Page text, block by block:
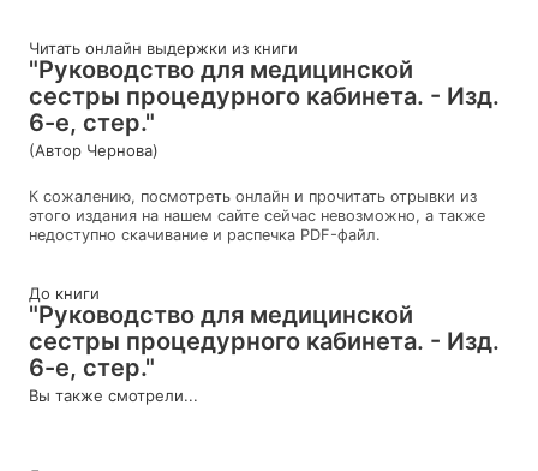
Читать онлайн выдержки из книги
"Руководство для медицинской
сестры процедурного кабинета. - Изд.
6-е, стер."
(Автор Чернова)
К сожалению, посмотреть онлайн и прочитать отрывки из
этого издания на нашем сайте сейчас невозможно, а также
недоступно скачивание и распечка PDF-файл.
До книги
"Руководство для медицинской
сестры процедурного кабинета. - Изд.
6-е, стер."
Вы также смотрели...